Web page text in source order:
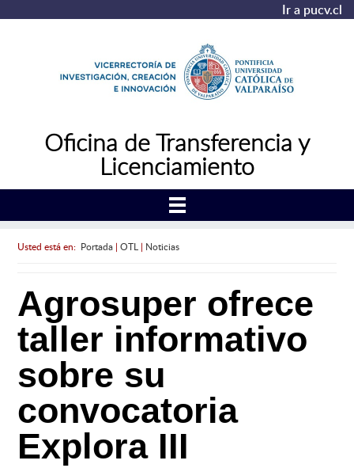
Ir a pucv.cl
Oficina de Transferencia y
Licenciamiento
Usted está en: Portada| OTL | Noticias
Agrosuper ofrece
taller informativo
sobre su
convocatoria
Explora III